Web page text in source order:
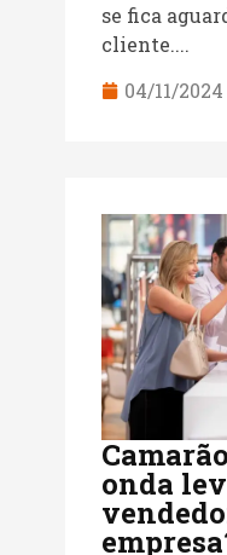
se fica
cliente....
04/11/2024
onda